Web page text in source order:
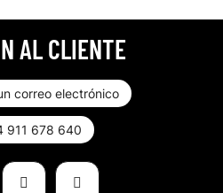
AL CLIENTE
correo electrónico
911 678 640